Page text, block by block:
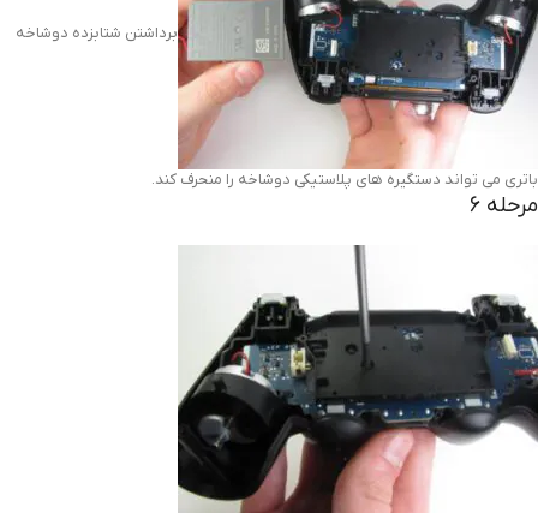
برداشتن شتابزده دوشاخه
باتری می تواند دستگیره های پلاستیکی دوشاخه را منحرف کند.
مرحله 6